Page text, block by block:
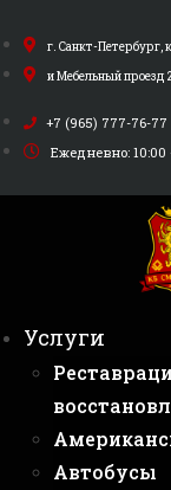
к
содержимому
г. Санкт-Петербург,
и Мебельный проезд
+7 (965) 777-76-77
Ежедневно: 10:00
Услуги
Автобусы